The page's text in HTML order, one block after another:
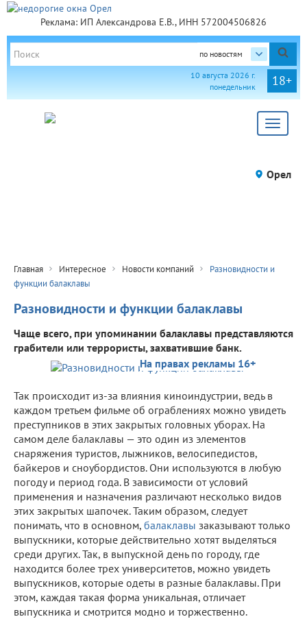
Реклама: ИП Александрова Е.В., ИНН 572004506826
по новостям
18+
10 августа 2026 г.
понедельник
Toggle
Орел
Главная Интересное Новости компаний
Разновидности и
функции балаклавы
Разновидности и функции балаклавы
Чаще всего, при упоминании балаклавы представляются
грабители или террористы, захватившие банк.
На правах рекламы 16+
Так происходит из-за влияния киноиндустрии, ведь в
каждом третьем фильме об ограблениях можно увидеть
преступников в этих закрытых головных уборах. На
самом деле балаклавы — это один из элементов
снаряжения туристов, лыжников, велосипедистов,
байкеров и сноубордистов. Они используются в любую
погоду и период года. В зависимости от условий
применения и назначения различают несколько видов
этих закрытых шапочек. Таким образом, следует
понимать, что в основном, балаклавы заказывают только
выпускники, которые действительно хотят выделяться
среди других. Так, в выпускной день по городу, где
находится более трех университетов, можно увидеть
выпускников, которые одеты в разные балаклавы. При
этом, каждая такая форма уникальная, отличает
выпускника и смотрится модно и торжественно.